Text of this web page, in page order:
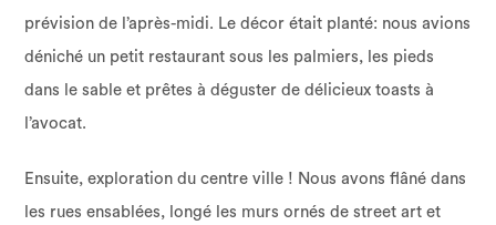
prévision de l’après-midi. Le décor était planté: nous avions
déniché un petit restaurant sous les palmiers, les pieds
dans le sable et prêtes à déguster de délicieux toasts à
l’avocat.
Ensuite, exploration du centre ville ! Nous avons flâné dans
les rues ensablées, longé les murs ornés de street art et